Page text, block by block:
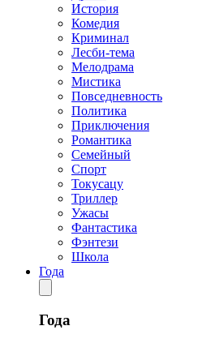
История
Комедия
Криминал
Лесби-тема
Мелодрама
Мистика
Повседневность
Политика
Приключения
Романтика
Семейный
Спорт
Токусацу
Триллер
Ужасы
Фантастика
Фэнтези
Школа
Года
Года